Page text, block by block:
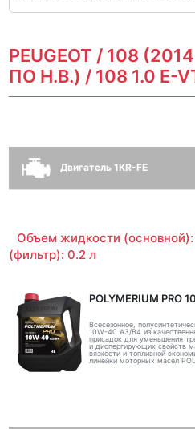
PEUGEOT / 108
ПО Н.В.) / 108 1.0 E-
Двигатель 1KR-FE
Объем жидкости
(фильтр): 0.2 л
POLYMERIUM PRO
Всесезонное,
10W-40 A3/B4 из
присадок для уменьшения
и диспергирующих свойств
вязкости и топливной
линейки моторных масел